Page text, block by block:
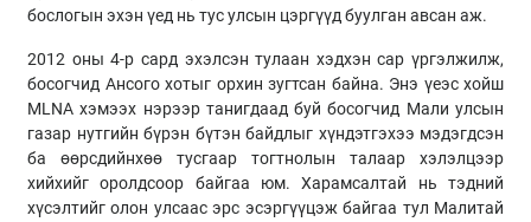
бослогын эхэн үед нь тус улсын цэргүүд буулган авсан аж.
2012 оны 4-р сард эхэлсэн тулаан хэдхэн сар үргэлжилж,
босогчид Ансого хотыг орхин зугтсан байна. Энэ үеэс хойш
MLNA хэмээх нэрээр танигдаад буй босогчид Мали улсын
газар нутгийн бүрэн бүтэн байдлыг хүндэтгэхээ мэдэгдсэн
ба өөрсдийнхөө тусгаар тогтнолын талаар хэлэлцээр
хийхийг оролдсоор байгаа юм. Харамсалтай нь тэдний
хүсэлтийг олон улсаас эрс эсэргүүцэж байгаа тул Малитай